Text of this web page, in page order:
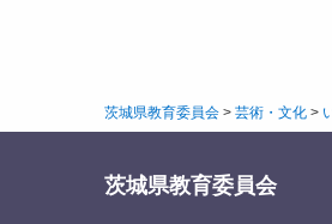
茨城県教育委員会 > 芸術・文化 >
茨城県教育委員会